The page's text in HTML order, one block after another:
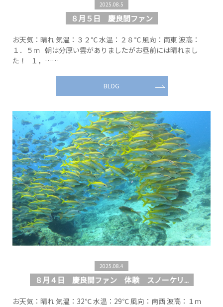
2025.08.5
８月５日 慶良間ファン
お天気：晴れ 気温：３２℃ 水温：２８℃ 風向：南東 波高：
１．５ｍ 朝は分厚い雲がありましたがお昼前には晴れまし
た！ １，……
BLOG
2025.08.4
８月４日 慶良間ファン 体験 スノーケリ...
お天気：晴れ 気温：32℃ 水温：29℃ 風向：南西 波高：１ｍ